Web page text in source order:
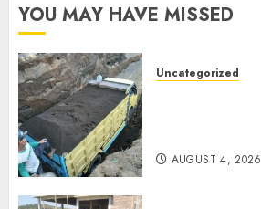
YOU MAY HAVE MISSED
Uncategorized
AUGUST 4, 2026